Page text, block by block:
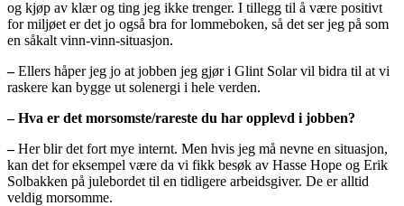
og kjøp av klær og ting jeg ikke trenger. I tillegg til å være positivt
for miljøet er det jo også bra for lommeboken, så det ser jeg på som
en såkalt vinn-vinn-situasjon.
–Ellers håper jeg jo at jobben jeg gjør i Glint Solar vil bidra til at vi
raskere kan bygge ut solenergi i hele verden.
– Hva er det morsomste/rareste du har opplevd i jobben?
–Her blir det fort mye internt. Men hvis jeg må nevne en situasjon,
kan det for eksempel være da vi fikk besøk av Hasse Hope og Erik
Solbakken på julebordet til en tidligere arbeidsgiver. De er alltid
veldig morsomme.